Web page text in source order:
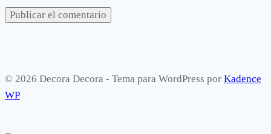
© 2026 Decora Decora - Tema para WordPress por Kadence
WP